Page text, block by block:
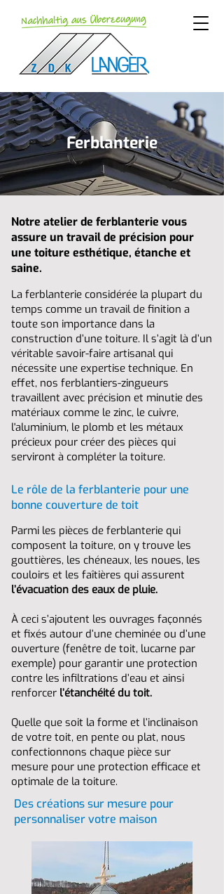
Ferblanterie
Notre atelier de ferblanterie vous
assure un travail de précision pour
une toiture esthétique, étanche et
saine.
La ferblanterie considérée la plupart du
temps comme un travail de finition a
toute son importance dans la
construction d’une toiture. Il s’agit là d’un
véritable savoir-faire artisanal qui
nécessite une expertise technique. En
effet, nos ferblantiers-zingueurs
travaillent avec précision et minutie des
matériaux comme le zinc, le cuivre,
l'aluminium, le plomb et les métaux
précieux pour créer des pièces qui
serviront à compléter la toiture.
Le rôle de la ferblanterie pour une
bonne couverture de toit
Parmi les pièces de ferblanterie qui
composent la toiture, on y trouve les
gouttières, les chéneaux, les noues, les
couloirs et les faîtières qui assurent
l’évacuation des eaux de pluie.
À ceci s’ajoutent les ouvrages façonnés
et fixés autour d’une cheminée ou d’une
ouverture (fenêtre de toit, lucarne par
exemple) pour garantir une protection
contre les infiltrations d’eau et ainsi
renforcer l’étanchéité du toit.
Quelle que soit la forme et l’inclinaison
de votre toit, en pente ou plat, nous
confectionnons chaque pièce sur
mesure pour une protection efficace et
optimale de la toiture.
Des créations sur mesure pour
personnaliser votre maison